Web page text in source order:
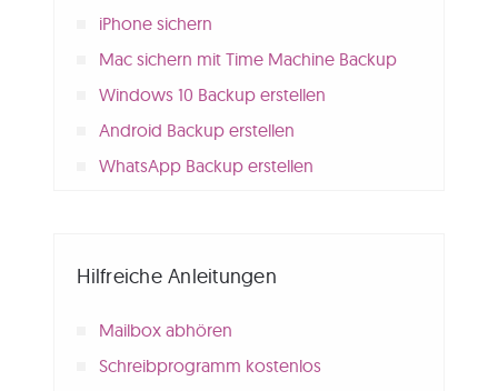
iPhone sichern
Mac sichern mit Time Machine Backup
Windows 10 Backup erstellen
Android Backup erstellen
WhatsApp Backup erstellen
Hilfreiche Anleitungen
Mailbox abhören
Schreibprogramm kostenlos